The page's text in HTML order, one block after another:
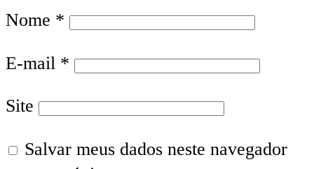
Nome *
E-mail *
Site
Salvar meus dados neste navegador